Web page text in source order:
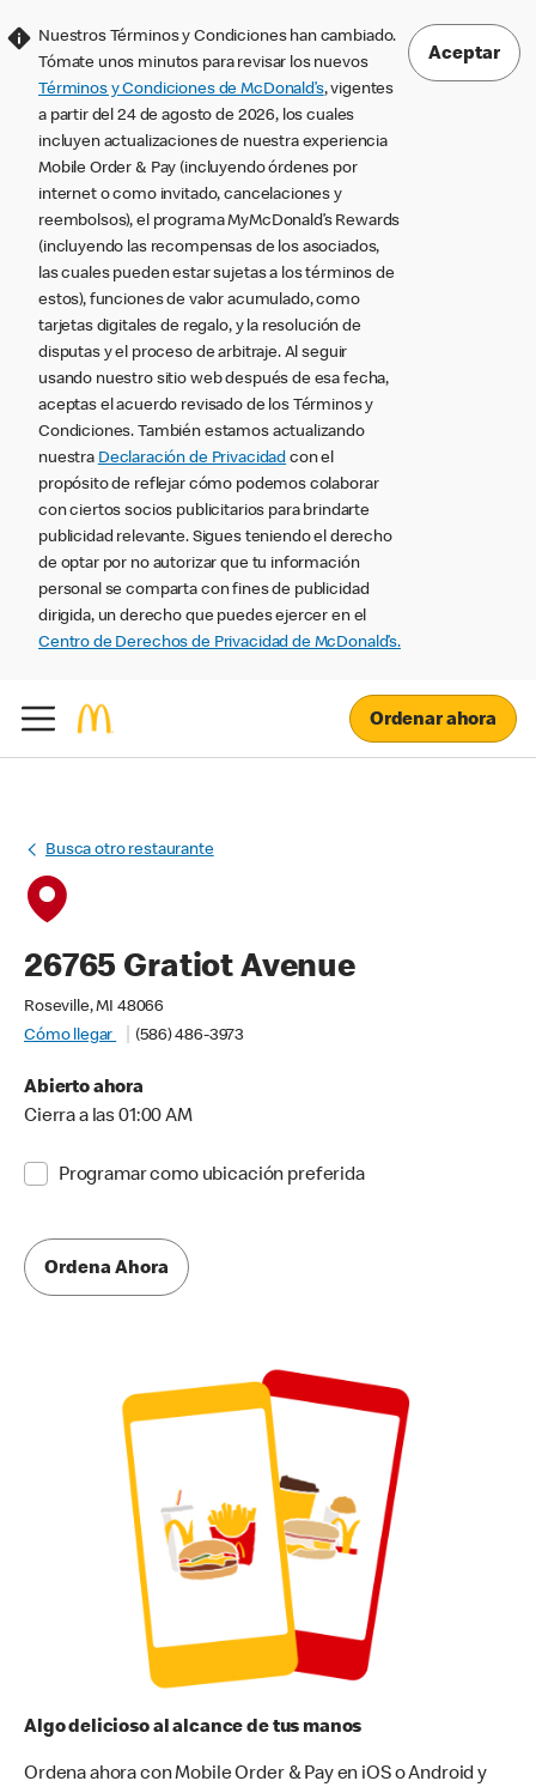
Nuestros Términos y Condiciones han cambiado.
Tómate unos minutos para revisar los nuevos
Términos y Condiciones de McDonald’s, vigentes
a partir del 24 de agosto de 2026, los cuales
incluyen actualizaciones de nuestra experiencia
Mobile Order & Pay (incluyendo órdenes por
internet o como invitado, cancelaciones y
reembolsos), el programa MyMcDonald’s Rewards
(incluyendo las recompensas de los asociados,
las cuales pueden estar sujetas a los términos de
estos), funciones de valor acumulado, como
tarjetas digitales de regalo, y la resolución de
disputas y el proceso de arbitraje. Al seguir
usando nuestro sitio web después de esa fecha,
aceptas el acuerdo revisado de los Términos y
Condiciones. También estamos actualizando
nuestra Declaración de Privacidad con el
propósito de reflejar cómo podemos colaborar
con ciertos socios publicitarios para brindarte
publicidad relevante. Sigues teniendo el derecho
de optar por no autorizar que tu información
personal se comparta con fines de publicidad
dirigida, un derecho que puedes ejercer en el
Centro de Derechos de Privacidad de McDonald’s.
Aceptar
Ordenar ahora
Busca otro restaurante
26765 Gratiot Avenue
Roseville, MI 48066
Cómo llegar
(586) 486-3973
Abierto ahora
Cierra a las 01:00 AM
Programar como ubicación preferida
Ordena Ahora
Algo delicioso al alcance de tus manos
Ordena ahora con Mobile Order & Pay en iOS o Android y